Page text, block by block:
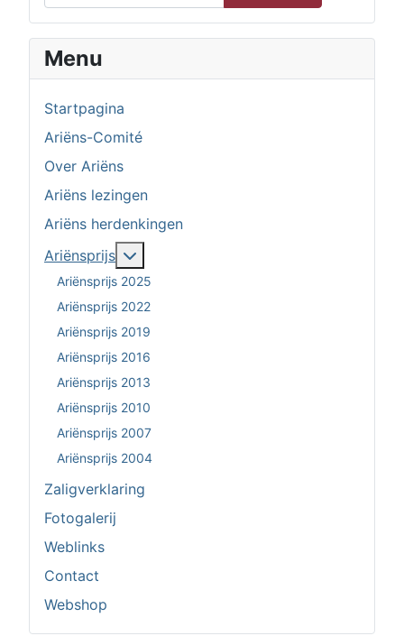
Menu
Startpagina
Ariëns-Comité
Over Ariëns
Ariëns lezingen
Ariëns herdenkingen
Ariënsprijs
Ariënsprijs 2025
Ariënsprijs 2022
Ariënsprijs 2019
Ariënsprijs 2016
Ariënsprijs 2013
Ariënsprijs 2010
Ariënsprijs 2007
Ariënsprijs 2004
Zaligverklaring
Fotogalerij
Weblinks
Contact
Webshop